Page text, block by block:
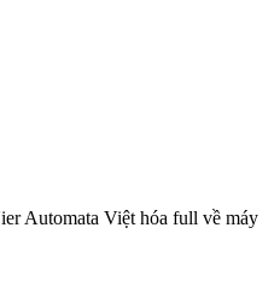
Automata Việt hóa full về máy